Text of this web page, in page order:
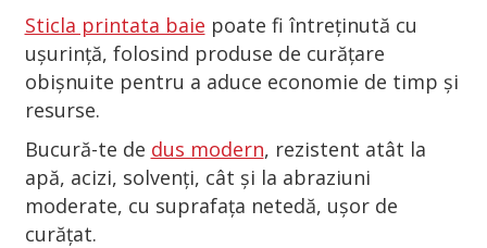
Sticla printata baie poate fi întreținută cu
ușurință, folosind produse de curățare
obișnuite pentru a aduce economie de timp și
resurse.
Bucură-te de dus modern, rezistent atât la
apă, acizi, solvenți, cât și la abraziuni
moderate, cu suprafața netedă, ușor de
curățat.